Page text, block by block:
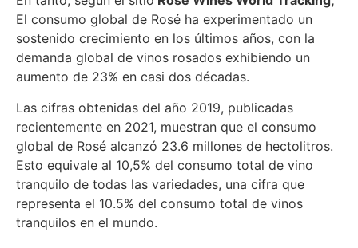
El consumo global de Rosé ha experimentado un
sostenido crecimiento en los últimos años, con la
demanda global de vinos rosados exhibiendo un
aumento de 23% en casi dos décadas.
Las cifras obtenidas del año 2019, publicadas
recientemente en 2021, muestran que el consumo
global de Rosé alcanzó 23.6 millones de hectolitros.
Esto equivale al 10,5% del consumo total de vino
tranquilo de todas las variedades, una cifra que
representa el 10.5% del consumo total de vinos
tranquilos en el mundo.